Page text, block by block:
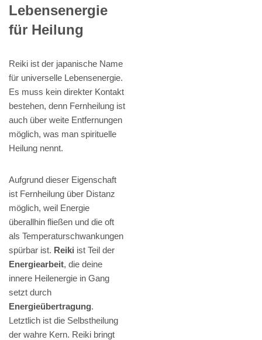
Lebensenergie
für Heilung
Reiki ist der japanische Name
für universelle Lebensenergie.
Es muss kein direkter Kontakt
bestehen, denn Fernheilung ist
auch über weite Entfernungen
möglich, was man spirituelle
Heilung nennt.
Aufgrund dieser Eigenschaft
ist Fernheilung über Distanz
möglich, weil Energie
überallhin fließen und die oft
als Temperaturschwankungen
spürbar ist. Reiki ist Teil der
Energiearbeit, die deine
innere Heilenergie in Gang
setzt durch
Energieübertragung.
Letztlich ist die Selbstheilung
der wahre Kern. Reiki bringt